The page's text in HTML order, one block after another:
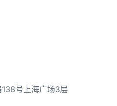
号上海广场3层